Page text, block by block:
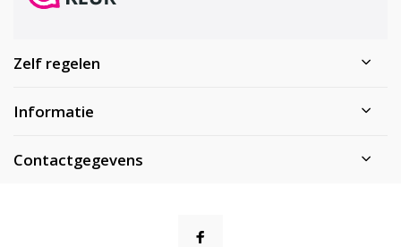
Zelf regelen
Informatie
Contactgegevens